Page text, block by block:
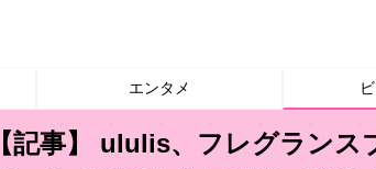
エンタメ
【記事】 ululis、フレグランス